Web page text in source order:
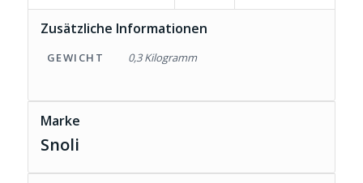
Zusätzliche Informationen
GEWICHT 0,3 Kilogramm
Marke
Snoli